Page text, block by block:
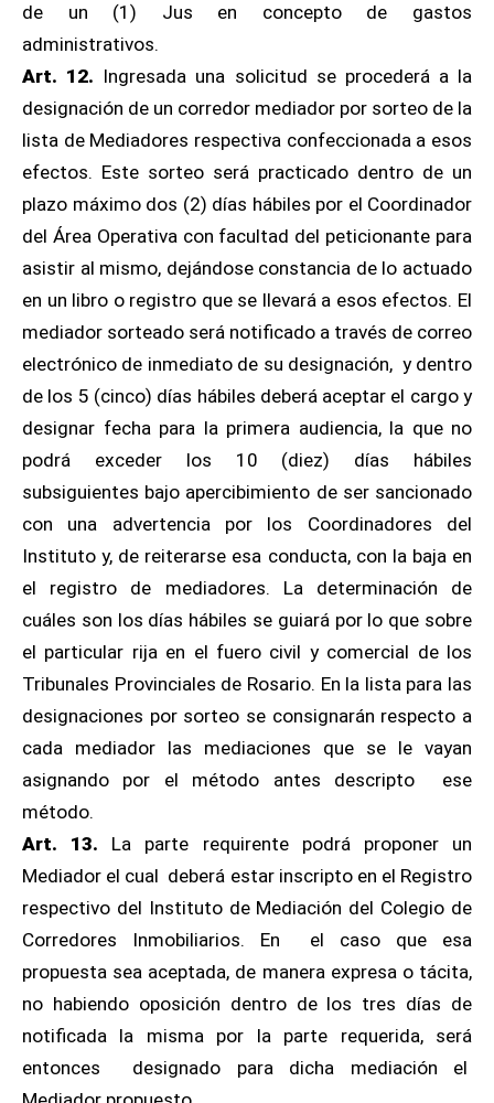
de un (1) Jus en concepto de gastos
administrativos.
Art. 12. Ingresada una solicitud se procederá a la
designación de un corredor mediador por sorteo de la
lista de Mediadores respectiva confeccionada a esos
efectos. Este sorteo será practicado dentro de un
plazo máximo dos (2) días hábiles por el Coordinador
del Área Operativa con facultad del peticionante para
asistir al mismo, dejándose constancia de lo actuado
en un libro o registro que se llevará a esos efectos. El
mediador sorteado será notificado a través de correo
electrónico de inmediato de su designación, y dentro
de los 5 (cinco) días hábiles deberá aceptar el cargo y
designar fecha para la primera audiencia, la que no
podrá exceder los 10 (diez) días hábiles
subsiguientes bajo apercibimiento de ser sancionado
con una advertencia por los Coordinadores del
Instituto y, de reiterarse esa conducta, con la baja en
el registro de mediadores. La determinación de
cuáles son los días hábiles se guiará por lo que sobre
el particular rija en el fuero civil y comercial de los
Tribunales Provinciales de Rosario. En la lista para las
designaciones por sorteo se consignarán respecto a
cada mediador las mediaciones que se le vayan
asignando por el método antes descripto ese
método.
Art. 13. La parte requirente podrá proponer un
Mediador el cual deberá estar inscripto en el Registro
respectivo del Instituto de Mediación del Colegio de
Corredores Inmobiliarios. En el caso que esa
propuesta sea aceptada, de manera expresa o tácita,
no habiendo oposición dentro de los tres días de
notificada la misma por la parte requerida, será
entonces designado para dicha mediación el